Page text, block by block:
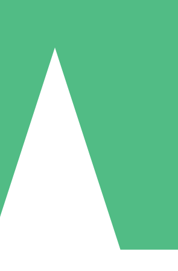
Credit-Pakete
Credits. Keine monatliche Verpflichtung